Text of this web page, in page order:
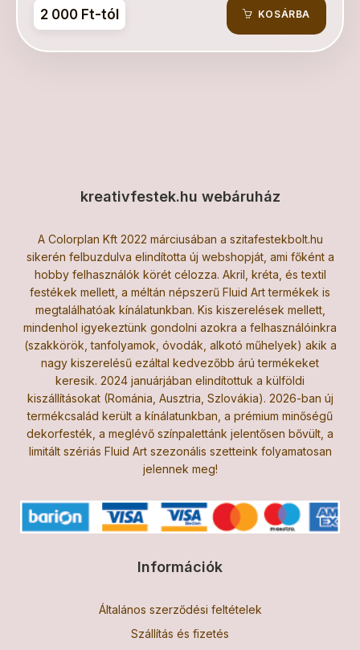
2 000 Ft-tól KOSÁRBA
kreativfestek.hu webáruház
A Colorplan Kft 2022 márciusában a szitafestekbolt.hu
sikerén felbuzdulva elindította új webshopját, ami főként a
hobby felhasználók körét célozza. Akril, kréta, és textil
festékek mellett, a méltán népszerű Fluid Art termékek is
megtalálhatóak kínálatunkban. Kis kiszerelések mellett,
mindenhol igyekeztünk gondolni azokra a felhasználóinkra
(szakkörök, tanfolyamok, óvodák, alkotó műhelyek) akik a
nagy kiszerelésű ezáltal kedvezőbb árú termékeket
keresik. 2024 januárjában elindítottuk a külföldi
kiszállításokat (Románia, Ausztria, Szlovákia). 2026-ban új
termékcsalád került a kínálatunkban, a prémium minőségű
dekorfesték, a meglévő színpalettánk jelentősen bővült, a
limitált szériás Fluid Art szezonális szetteink folyamatosan
jelennek meg!
Információk
Általános szerződési feltételek
Szállítás és fizetés